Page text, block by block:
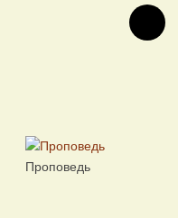
Проповедь